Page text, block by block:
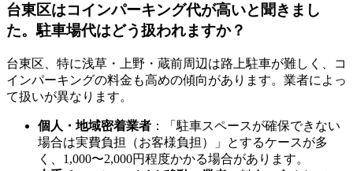
台東区はコインパーキング代が高いと聞きまし
た。駐車場代はどう扱われますか？
台東区、特に浅草・上野・蔵前周辺は路上駐車が難しく、コ
インパーキングの料金も高めの傾向があります。業者によっ
て扱いが異なります。
個人・地域密着業者 ：「駐車スペースが確保できない
場合は実費負担（お客様負担）」とするケースが多
く、1,000〜2,000円程度かかる場合があります。